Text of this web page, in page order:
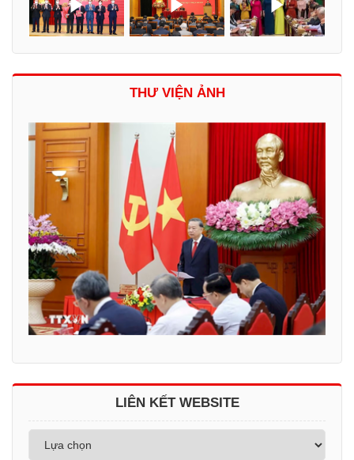
THƯ VIỆN ẢNH
LIÊN KẾT WEBSITE